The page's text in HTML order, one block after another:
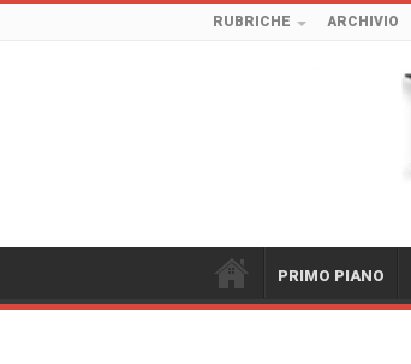
RUBRICHE ARCHIVIO
PRIMO PIANO